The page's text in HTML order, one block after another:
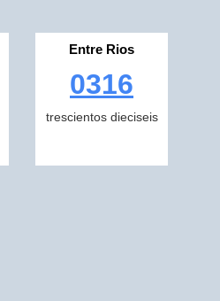
Entre Rios
0316
trescientos dieciseis